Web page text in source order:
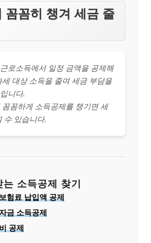
꼼꼼히 챙겨 세금 줄
로소득에서 일정 금액을 공제해
세 대상 소득을 줄여 세금 부담을
니다.
꼼꼼하게 소득공제를 챙기면 세
수 있습니다.
소득공제 찾기
험료 납입액 공제
금 소득공제
공제